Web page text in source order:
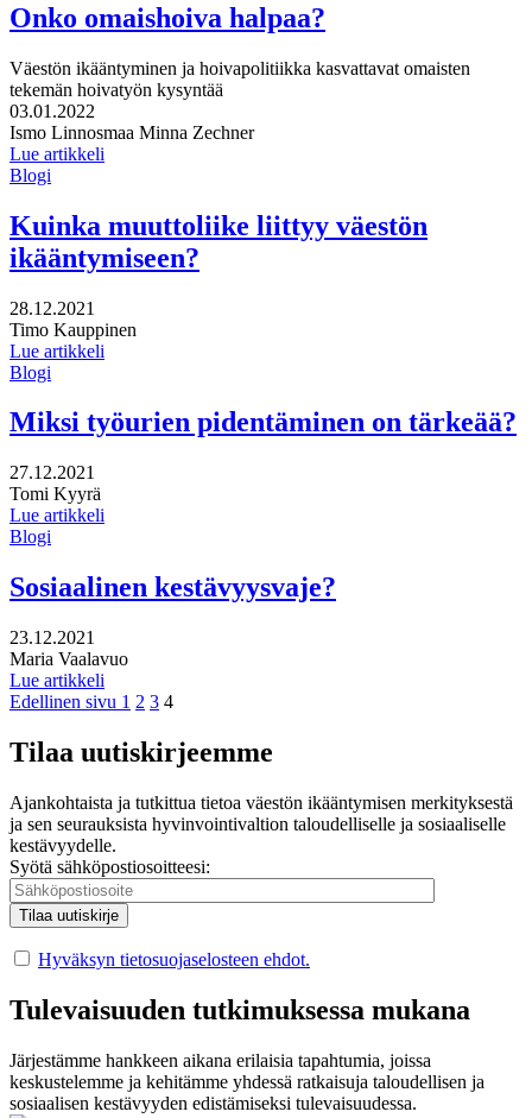
Onko omaishoiva halpaa?
Väestön ikääntyminen ja hoivapolitiikka kasvattavat omaisten
tekemän hoivatyön kysyntää
Julkaistu:
03.01.2022
Kirjoittajat:
Ismo Linnosmaa Minna Zechner
Lue artikkeli
Blogi
Kuinka muuttoliike liittyy väestön
ikääntymiseen?
Julkaistu:
28.12.2021
Kirjoittajat:
Timo Kauppinen
Lue artikkeli
Blogi
Miksi työurien pidentäminen on tärkeää?
Julkaistu:
27.12.2021
Kirjoittajat:
Tomi Kyyrä
Lue artikkeli
Blogi
Sosiaalinen kestävyysvaje?
Julkaistu:
23.12.2021
Kirjoittajat:
Maria Vaalavuo
Lue artikkeli
Edellinen sivu Page
1 Page
2 Page
3 Page
4
Tilaa uutiskirjeemme
Ajankohtaista ja tutkittua tietoa väestön ikääntymisen merkityksestä
ja sen seurauksista hyvinvointivaltion taloudelliselle ja sosiaaliselle
kestävyydelle.
Syötä sähköpostiosoitteesi:
Hyväksyn tietosuojaselosteen ehdot.
Tulevaisuuden tutkimuksessa mukana
Järjestämme hankkeen aikana erilaisia tapahtumia, joissa
keskustelemme ja kehitämme yhdessä ratkaisuja taloudellisen ja
sosiaalisen kestävyyden edistämiseksi tulevaisuudessa.